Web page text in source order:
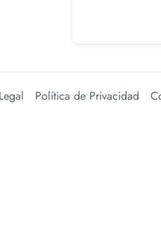
Política de Privacidad